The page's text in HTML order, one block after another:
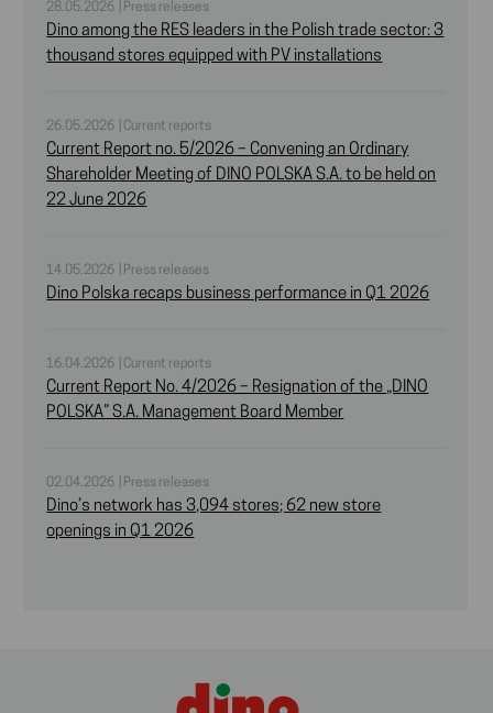
28.05.2026 | Press releases
Dino among the RES leaders in the Polish trade sector: 3
thousand stores equipped with PV installations
26.05.2026 | Current reports
Current Report no. 5/2026 – Convening an Ordinary
Shareholder Meeting of DINO POLSKA S.A. to be held on
22 June 2026
14.05.2026 | Press releases
Dino Polska recaps business performance in Q1 2026
16.04.2026 | Current reports
Current Report No. 4/2026 – Resignation of the „DINO
POLSKA” S.A. Management Board Member
02.04.2026 | Press releases
Dino’s network has 3,094 stores; 62 new store
openings in Q1 2026